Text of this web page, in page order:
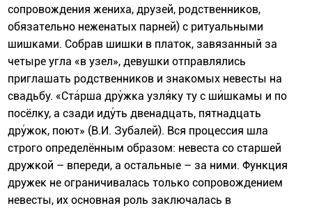
сопровождения жениха, друзей, родственников,
обязательно неженатых парней) с ритуальными
шишками. Собрав шишки в платок, завязанный за
четыре угла «в узел», девушки отправлялись
приглашать родственников и знакомых невесты на
свадьбу. «Ста́рша дру́жка узля́ку ту с ши́шкамы и по
посёлку, а сзади иду́ть двенадцать, пятнадцать
дру́жок, поют» (В.И. Зубалей). Вся процессия шла
строго определённым образом: невеста со старшей
дружкой – впереди, а остальные – за ними. Функция
дружек не ограничивалась только сопровождением
невесты, их основная роль заключалась в